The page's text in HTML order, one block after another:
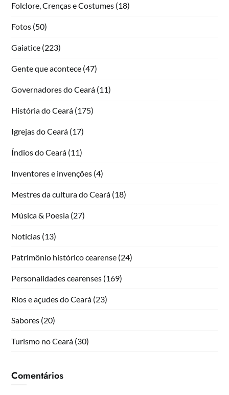
Folclore, Crenças e Costumes (18)
Fotos (50)
Gaiatice (223)
Gente que acontece (47)
Governadores do Ceará (11)
História do Ceará (175)
Igrejas do Ceará (17)
Índios do Ceará (11)
Inventores e invenções (4)
Mestres da cultura do Ceará (18)
Música & Poesia (27)
Notícias (13)
Patrimônio histórico cearense (24)
Personalidades cearenses (169)
Rios e açudes do Ceará (23)
Sabores (20)
Turismo no Ceará (30)
Comentários